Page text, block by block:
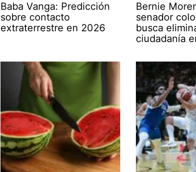
Baba Vanga: Predicción
sobre contacto
extraterrestre en 2026
Bernie
senador
busca
ciudadanía